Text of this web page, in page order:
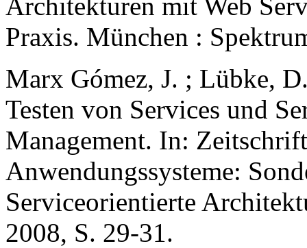
Praxis. München :
Marx Gómez, J. ; Lübke,
Testen von Services und
Management. In:
Anwendungssysteme:
Serviceorientierte
2008, S. 29-31.